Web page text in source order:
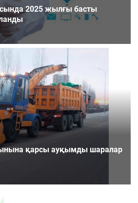
2025 жылғы басты
қарсы ауқымды шаралар